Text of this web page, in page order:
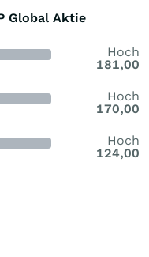
Global Aktie
Hoch
181,00
Hoch
170,00
Hoch
124,00